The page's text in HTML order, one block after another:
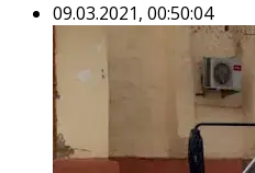
09.03.2021, 00:50:04